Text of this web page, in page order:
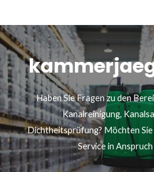
Haben Sie Fragen zu den
Kanalreinigung,
Dichtheitsprüfung? Möchten
Service in Anspruch